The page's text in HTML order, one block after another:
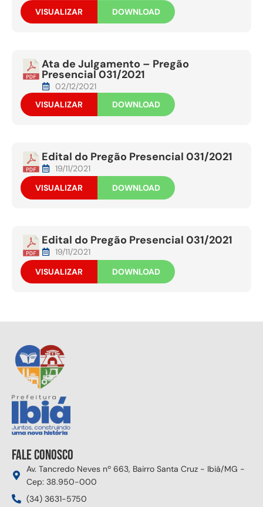
VISUALIZAR
DOWNLOAD
Ata de Julgamento – Pregão
Presencial 031/2021
02/12/2021
VISUALIZAR
DOWNLOAD
Edital do Pregão Presencial 031/2021
19/11/2021
VISUALIZAR
DOWNLOAD
Edital do Pregão Presencial 031/2021
19/11/2021
VISUALIZAR
DOWNLOAD
Fale conosco
Av. Tancredo Neves nº 663, Bairro Santa Cruz - Ibiá/MG -
Cep: 38.950-000
(34) 3631-5750